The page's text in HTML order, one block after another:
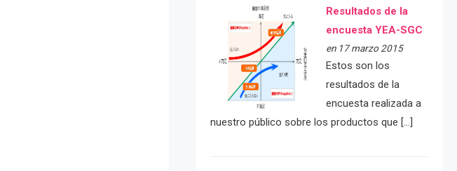
Resultados de la
encuesta YEA-SGC
en 17 marzo 2015
Estos son los
resultados de la
encuesta realizada a
nuestro público sobre los productos que […]